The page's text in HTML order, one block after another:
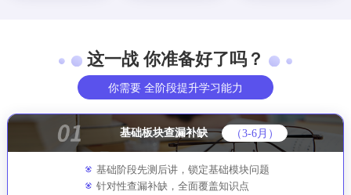
这一战 你准备好了吗？
你需要 全阶段提升学习能力
基础板块查漏补缺 （3-6月）
基础阶段先测后讲，锁定基础模块问题
针对性查漏补缺，全面覆盖知识点